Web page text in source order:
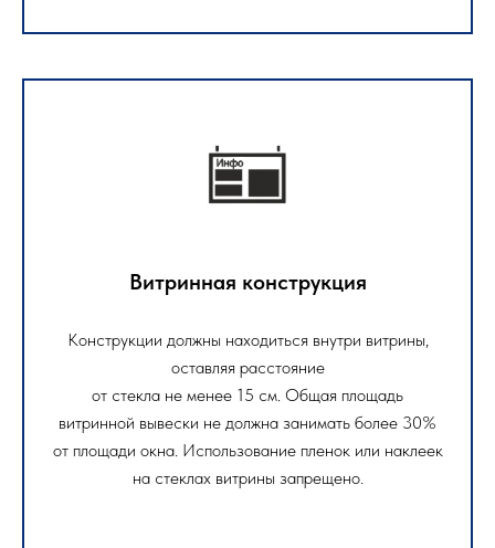
Витринная конструкция
Конструкции должны находиться внутри витрины,
оставляя расстояние
от стекла не менее 15 см. Общая площадь
витринной вывески не должна занимать более 30%
от площади окна. Использование пленок или наклеек
на стеклах витрины запрещено.